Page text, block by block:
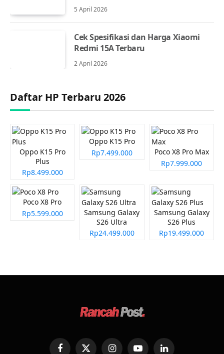
5 April 2026
Cek Spesifikasi dan Harga Xiaomi
Redmi 15A Terbaru
2 April 2026
Daftar HP Terbaru 2026
Oppo K15 Pro
Plus
Rp8.499.000
Oppo K15 Pro
Rp7.499.000
Poco X8 Pro Max
Rp7.999.000
Poco X8 Pro
Rp5.599.000
Samsung Galaxy
S26 Ultra
Rp24.499.000
Samsung Galaxy
S26 Plus
Rp19.499.000